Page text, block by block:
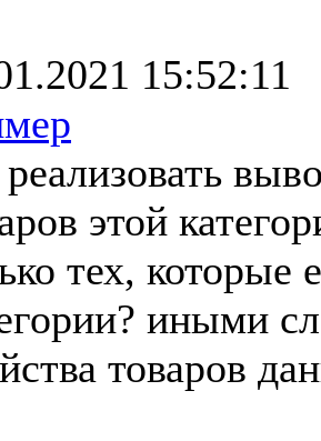
15:52:11
этой
тех, которые
иными
товаров